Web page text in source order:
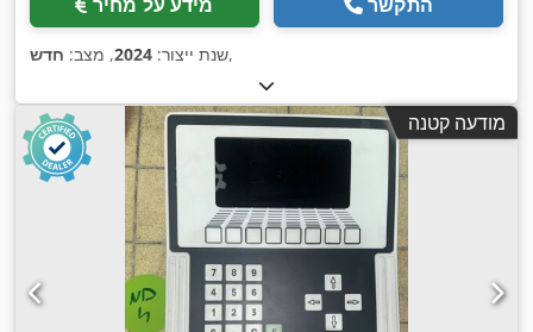
שנת ייצור: 2024, מצב: חדש ,
מודעה קטנה